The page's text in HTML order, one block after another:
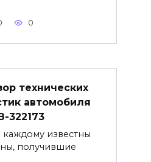
0
технических
автомобиля
322173
каждому известны
получившие